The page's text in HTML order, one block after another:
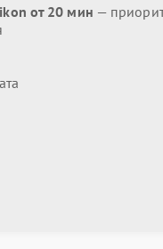
от 20 мин —